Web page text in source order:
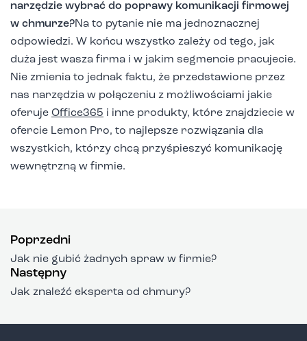
narzędzie wybrać do poprawy komunikacji firmowej
w chmurze?Na to pytanie nie ma jednoznacznej
odpowiedzi. W końcu wszystko zależy od tego, jak
duża jest wasza firma i w jakim segmencie pracujecie.
Nie zmienia to jednak faktu, że przedstawione przez
nas narzędzia w połączeniu z możliwościami jakie
oferuje Office365 i inne produkty, które znajdziecie w
ofercie Lemon Pro, to najlepsze rozwiązania dla
wszystkich, którzy chcą przyśpieszyć komunikację
wewnętrzną w firmie.
Poprzedni
Jak nie gubić żadnych spraw w firmie?
Następny
Jak znaleźć eksperta od chmury?